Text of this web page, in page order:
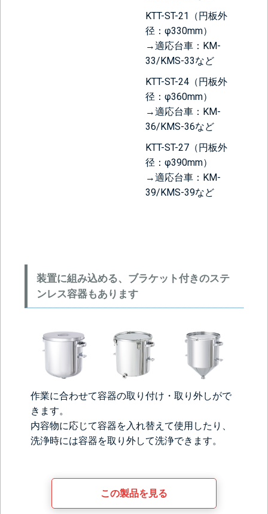
KTT-ST-21（円板外
径：φ330mm）
→適応台車：KM-
33/KMS-33など
KTT-ST-24（円板外
径：φ360mm）
→適応台車：KM-
36/KMS-36など
KTT-ST-27（円板外
径：φ390mm）
→適応台車：KM-
39/KMS-39など
装置に組み込める、ブラケット付きのステ
ンレス容器もあります
作業に合わせて容器の取り付け・取り外しがで
きます。
内容物に応じて容器を入れ替えて使用したり、
洗浄時には容器を取り外して洗浄できます。
この製品を見る